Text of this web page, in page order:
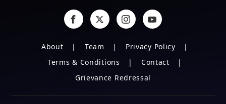
About Team
Privacy Policy
Terms & Conditions
Contact
Grievance Redressal